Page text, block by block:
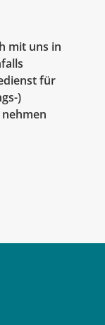
mit uns in
für
)